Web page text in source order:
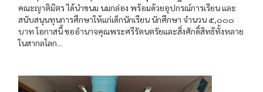
คณะญาติมิตร ได้นำขนม นมกล่อง พร้อมด้วยอุปกรณ์การเรียน และ
สนับสนุนทุนการศึกษาให้แก่เด็กนักเรียน นักศึกษา จำนวน ๕,๐๐๐
บาท โอกาสนี้ ขออำนาจคุณพระศรีรัตนตรัยและสิ่งศักดิ์สิทธิทั้งหลาย
ในสากลโลก...